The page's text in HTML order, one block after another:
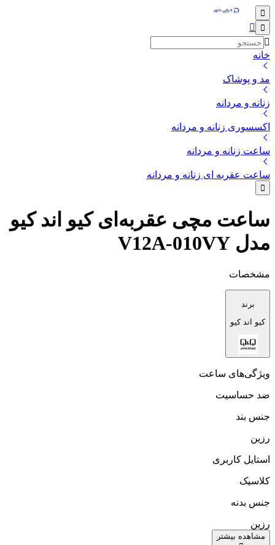
خانه
مد و پوشاک
زنانه و مردانه
اکسسوری زنانه و مردانه
ساعت زنانه و مردانه
ساعت عقربه ای زنانه و مردانه
ساعت مچی عقربه‌ای کیو اند کیو
مدل V12A-010VY
مشخصات
برند
کیو اند کیو
ویژگی‌های ساعت
ضد حساسیت
جنس بند
رزین
استایل کاربری
کلاسیک
جنس بدنه
رزین
مشاهده بیشتر